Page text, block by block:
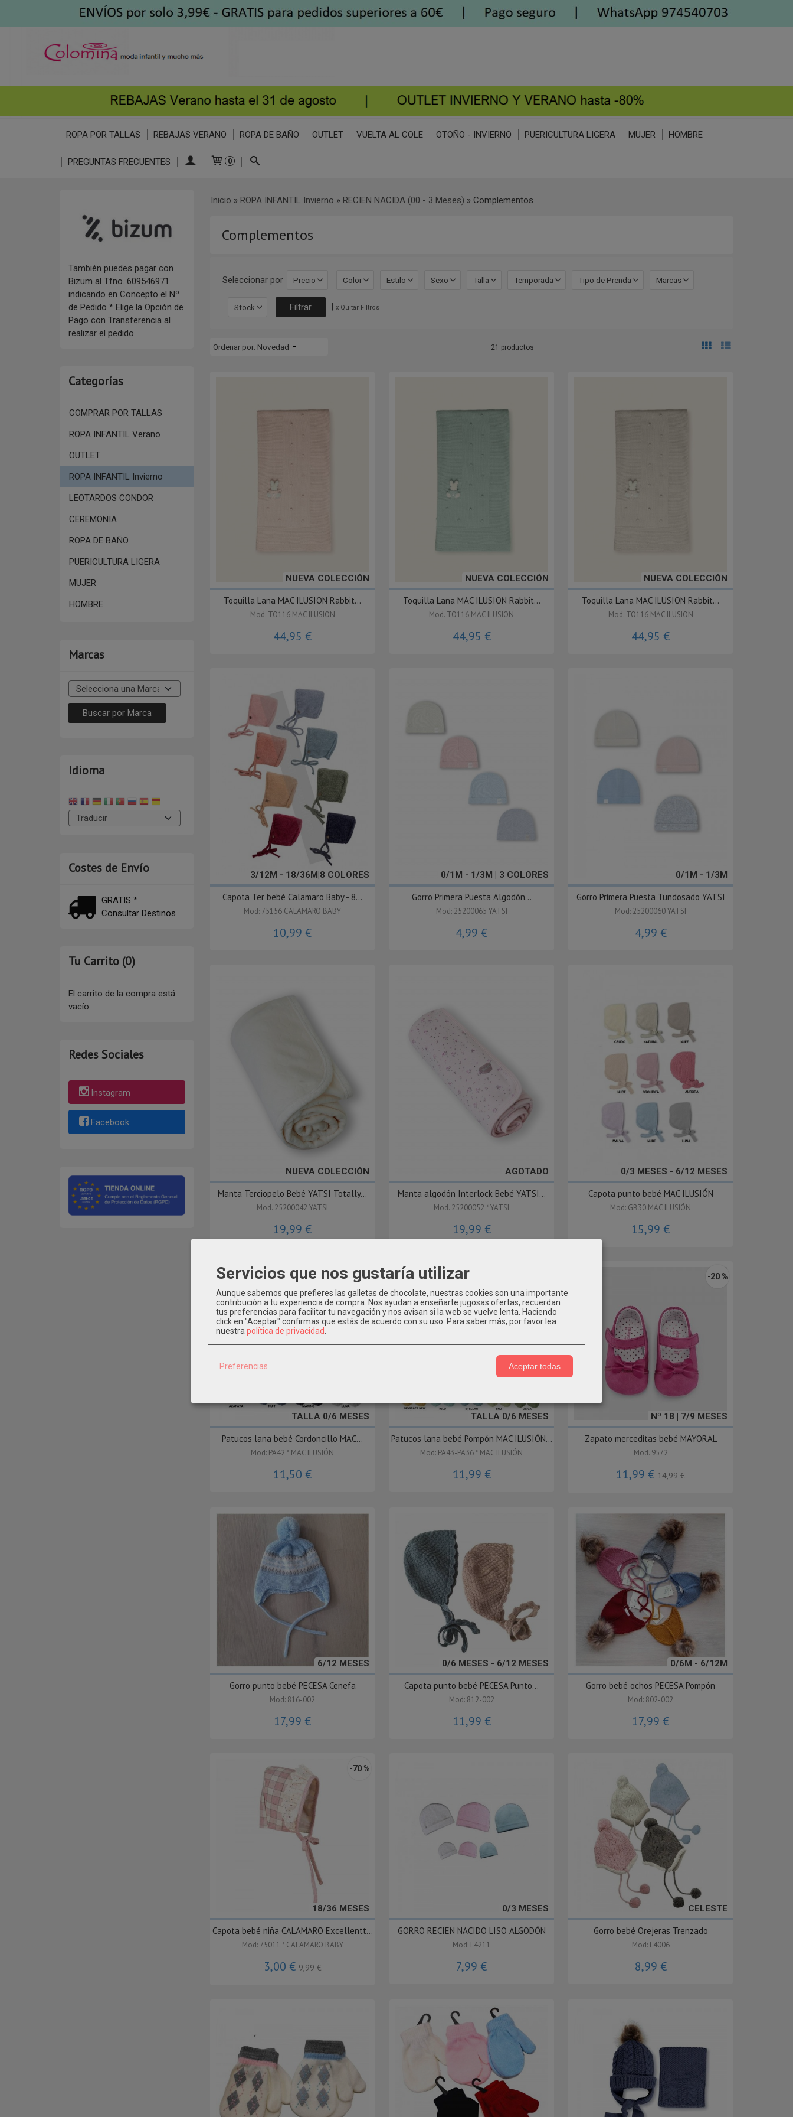
ROPA POR TALLAS REBAJAS VERANO ROPA DE BAÑO OUTLET VUELTA AL COLE OTOÑO - INVIERNO PUERICULTURA LIGERA MUJER HOMBRE
PREGUNTAS FRECUENTES 0
También puedes pagar con
Bizum al Tfno. 609546971
indicando en Concepto el Nº
de Pedido * Elige la Opción de
Pago con Transferencia al
realizar el pedido.
Categorías
COMPRAR POR TALLAS
ROPA INFANTIL Verano
OUTLET
ROPA INFANTIL Invierno
LEOTARDOS CONDOR
CEREMONIA
ROPA DE BAÑO
PUERICULTURA LIGERA
MUJER
HOMBRE
Marcas
Idioma
Costes de Envío
GRATIS *
Consultar Destinos
Tu Carrito (0)
El carrito de la compra está
vacío
Redes Sociales
Instagram
Facebook
Inicio » ROPA INFANTIL Invierno » RECIEN NACIDA (00 - 3 Meses) » Complementos
Complementos
Seleccionar por Precio Color Estilo Sexo Talla Temporada Tipo de Prenda Marcas
Stock | x Quitar Filtros
Ordenar por: Novedad 21 productos
NUEVA COLECCIÓN
Toquilla Lana MAC ILUSION Rabbit...
Mod. TO116 MAC ILUSION
44,95 €
NUEVA COLECCIÓN
Toquilla Lana MAC ILUSION Rabbit...
Mod. TO116 MAC ILUSION
44,95 €
NUEVA COLECCIÓN
Toquilla Lana MAC ILUSION Rabbit...
Mod. TO116 MAC ILUSION
44,95 €
3/12M - 18/36M|8 COLORES
Capota Ter bebé Calamaro Baby - 8...
Mod: 75156 CALAMARO BABY
10,99 €
0/1M - 1/3M | 3 COLORES
Gorro Primera Puesta Algodón...
Mod: 25200065 YATSI
4,99 €
0/1M - 1/3M
Gorro Primera Puesta Tundosado YATSI
Mod: 25200060 YATSI
4,99 €
NUEVA COLECCIÓN
Manta Terciopelo Bebé YATSI Totally...
Mod. 25200042 YATSI
19,99 €
AGOTADO
Manta algodón Interlock Bebé YATSI...
Mod. 25200052 * YATSI
19,99 €
0/3 MESES - 6/12 MESES
Capota punto bebé MAC ILUSIÓN
Mod: GB30 MAC ILUSIÓN
15,99 €
TALLA 0/6 MESES
Patucos lana bebé Cordoncillo MAC...
Mod: PA42 * MAC ILUSIÓN
11,50 €
TALLA 0/6 MESES
Patucos lana bebé Pompón MAC ILUSIÓN...
Mod: PA43-PA36 * MAC ILUSIÓN
11,99 €
Nº 18 | 7/9 MESES
-20 %
Zapato merceditas bebé MAYORAL
Mod. 9572
11,99 €14,99 €
6/12 MESES
Gorro punto bebé PECESA Cenefa
Mod: 816-002
17,99 €
0/6 MESES - 6/12 MESES
Capota punto bebé PECESA Punto...
Mod: 812-002
11,99 €
0/6M - 6/12M
Gorro bebé ochos PECESA Pompón
Mod: 802-002
17,99 €
18/36 MESES
-70 %
Capota bebé niña CALAMARO Excellentt...
Mod: 75011 * CALAMARO BABY
3,00 € 9,99 €
0/3 MESES
GORRO RECIEN NACIDO LISO ALGODÓN
Mod: L4211
7,99 €
CELESTE
Gorro bebé Orejeras Trenzado
Mod: L4006
8,99 €
Servicios que nos gustaría utilizar
Aunque sabemos que prefieres las galletas de chocolate, nuestras cookies son una importante
contribución a tu experiencia de compra. Nos ayudan a enseñarte jugosas ofertas, recuerdan
tus preferencias para facilitar tu navegación y nos avisan si la web se vuelve lenta. Haciendo
click en "Aceptar" confirmas que estás de acuerdo con su uso. Para saber más, por favor lea
nuestrapolítica de privacidad.
Preferencias Aceptar todas